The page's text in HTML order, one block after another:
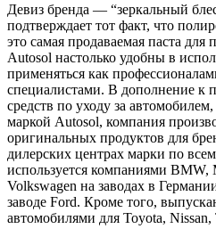
Девиз бренда — “зеркальный
подтверждает тот факт, что
это самая продаваемая паста
Autosol настолько удобны в
применяться как
специалистами. В дополнение к
средств по уходу за
маркой Autosol, компания
оригинальных продуктов для
дилерских центрах марки по
используется компаниями BMW,
Volkswagen на заводах в
заводе Ford. Кроме того,
автомобилями для Toyota, Nissan,